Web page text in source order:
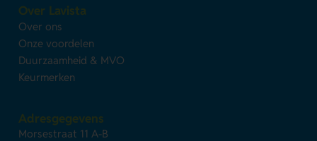
Over Lavista
Over ons
Onze voordelen
Duurzaamheid & MVO
Keurmerken
Adresgegevens
Morsestraat 11 A-B